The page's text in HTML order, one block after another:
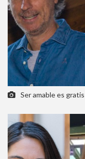
Ser amable es gratis